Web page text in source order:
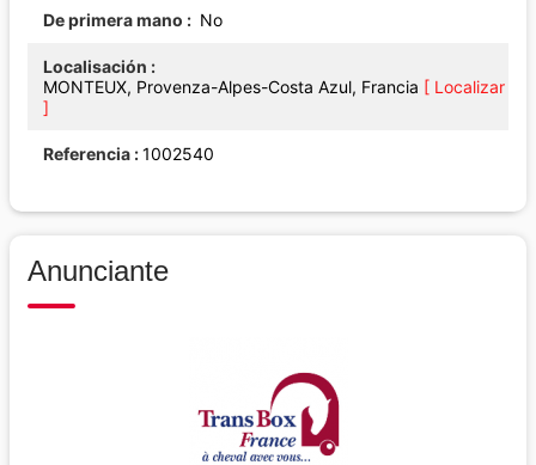
De primera mano No
Localisación
MONTEUX, Provenza-Alpes-Costa Azul, Francia [ Localizar
]
Referencia 1002540
Anunciante